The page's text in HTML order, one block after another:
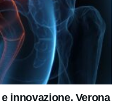
innovazione. Verona